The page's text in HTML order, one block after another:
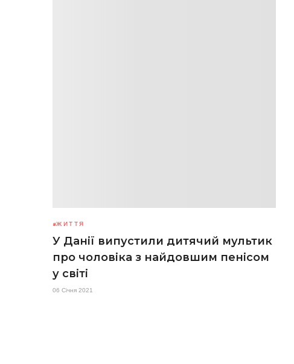
ЖИТТЯ
У Данії випустили дитячий мультик
про чоловіка з найдовшим пенісом
у світі
06 Січня 2021